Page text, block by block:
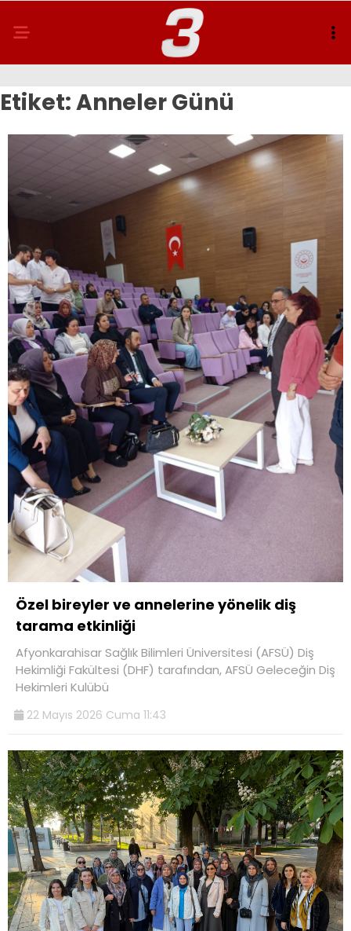
Etiket:Anneler Günü
Özel bireyler ve annelerine yönelik diş
tarama etkinliği
Afyonkarahisar Sağlık Bilimleri Üniversitesi (AFSÜ) Diş
Hekimliği Fakültesi (DHF) tarafından, AFSÜ Geleceğin Diş
Hekimleri Kulübü
22 Mayıs 2026 Cuma 11:43